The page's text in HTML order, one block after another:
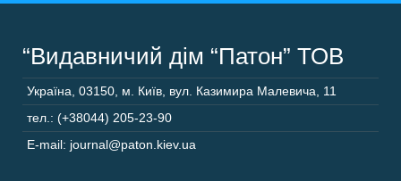
“Видавничий дім “Патон” ТОВ
Україна 03150 м. Київ, вул. Казимира Малевича, 11
тел.: (+38044) 205-23-90
E-mail: journal@paton.kiev.ua